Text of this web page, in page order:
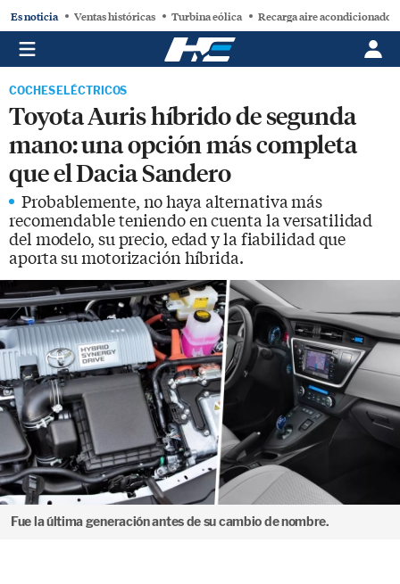
Es noticia Ventas históricas Turbina eólica Recarga aire acondicionado
COCHES ELÉCTRICOS
Toyota Auris híbrido de segunda
mano: una opción más completa
que el Dacia Sandero
Probablemente, no haya alternativa más
recomendable teniendo en cuenta la versatilidad
del modelo, su precio, edad y la fiabilidad que
aporta su motorización híbrida.
Fue la última generación antes de su cambio de nombre.